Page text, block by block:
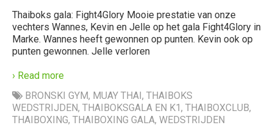
Thaiboks gala: Fight4Glory Mooie prestatie van onze
vechters Wannes, Kevin en Jelle op het gala Fight4Glory in
Marke. Wannes heeft gewonnen op punten. Kevin ook op
punten gewonnen. Jelle verloren
› Read more
BRONSKI GYM, MUAY THAI, THAIBOKS
WEDSTRIJDEN, THAIBOKSGALA EN K1, THAIBOXCLUB,
THAIBOXING, THAIBOXING GALA, WEDSTRIJDEN